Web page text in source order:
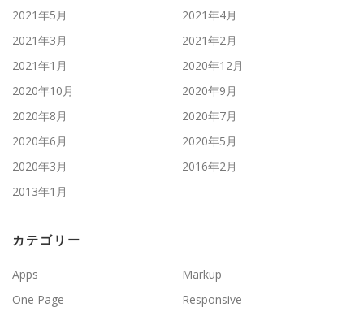
2021年5月
2021年4月
2021年3月
2021年2月
2021年1月
2020年12月
2020年10月
2020年9月
2020年8月
2020年7月
2020年6月
2020年5月
2020年3月
2016年2月
2013年1月
カテゴリー
Apps
Markup
One Page
Responsive